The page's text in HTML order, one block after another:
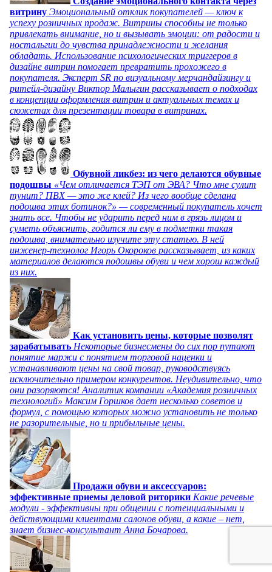
витрину Эмоциональный отклик покупателей — ключ к
успеху розничных продаж. Витрины способны не только
привлекать внимание, но и вызывать эмоции: от радости и
ностальгии до чувства принадлежности и желания
обладать. Использование психологических триггеров в
дизайне витрин помогает превратить прохожего в
покупателя. Эксперт SR по визуальному мерчандайзингу и
ритейл-дизайну Виктор Малыгин рассказывает о подходах
в концепции оформления витрин и актуальных темах и
сюжетах для презентации товара в витринах.
Обувной ликбез: из чего делаются обувные
подошвы «Чем отличается ТЭП от ЭВА? Что мне сулит
тунит? ПВХ — это же клей? Из чего вообще сделана
подошва этих ботинок?» — современный покупатель хочет
знать все. Чтобы не ударить перед ним в грязь лицом и
суметь объяснить, годится ли ему в подметки такая
подошва, внимательно изучите эту статью. В ней
инженер-технолог Игорь Окороков рассказывает, из каких
материалов делаются подошвы обуви и чем хорош каждый
из них.
Как установить цены, которые позволят
зарабатывать Некоторые бизнесмены до сих пор путают
понятие маржи с понятием торговой наценки и
устанавливают цены на свой товар, руководствуясь
исключительно примером конкурентов. Неудивительно, что
они разоряются! Аналитик компании «Академия розничных
технологий» Максим Горшков дает несколько советов и
формул, с помощью которых можно установить не только
не разорительные, но и прибыльные цены.
Продажи обуви и аксессуаров:
эффективные приемы деловой риторики Какие речевые
модули - эффективны при общении с потенциальными и
действующими клиентами салонов обуви, а какие – нет,
знает бизнес-консультант Анна Бочарова.